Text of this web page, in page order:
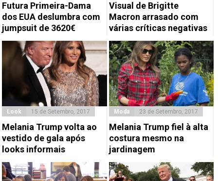
Futura Primeira-Dama
dos EUA deslumbra com
jumpsuit de 3620€
Visual de Brigitte
Macron arrasado com
várias críticas negativas
Look 15 de Setembro, 2017
Melania Trump volta ao
vestido de gala após
looks informais
Moda 23 de Setembro, 2017
Melania Trump fiel à alta
costura mesmo na
jardinagem